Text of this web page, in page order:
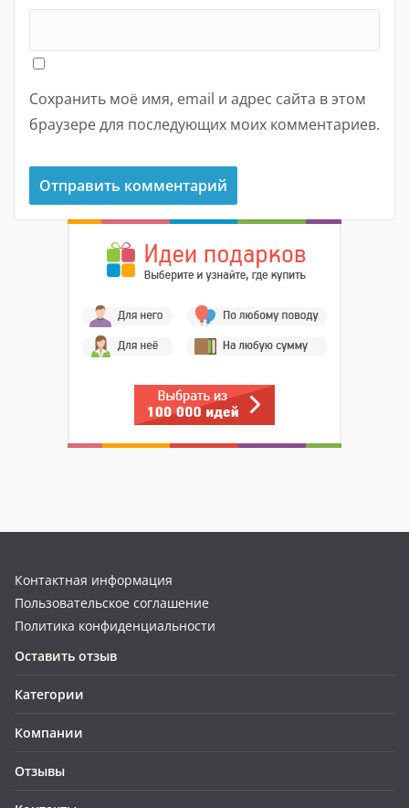
Сохранить моё имя, email и адрес сайта в этом
браузере для последующих моих комментариев.
Контактная информация
Пользовательское соглашение
Политика конфиденциальности
Оставить отзыв
Категории
Компании
Отзывы